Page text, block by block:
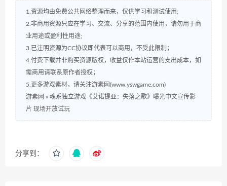
1.资源均由免费公共网络整理而来，仅供学习和测试使用;
2.非商用资源只应在学习、交流、分享的范围内使用，请勿用于商
业用途或盈利性用途;
3.已注明资源为CC协议即代表可以商用，不受此限制；
4.付费下载并非购买资源版权，收益仅作本站运营的支出成本，如
需商用请联系原作者授权；
5.更多游戏素材，请关注游素网(www.yswgame.com)
游素网 » 魂系独立游戏《艾诺提亚：失落之歌》曝光中文宣传影
片 现场开放试玩
分享到：